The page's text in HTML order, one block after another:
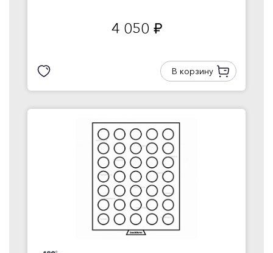
4 050 руб.
В корзину